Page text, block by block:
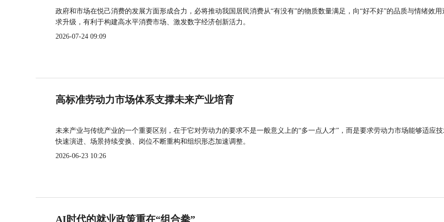
政府和市场在悦己消费的发展方面形成合力，必将推动我国居民消费从“有没有”的物质数量满足，向“好不好”的品质与情绪效用
求升级，有利于构建高水平消费市场、激发数字经济创新活力。
2026-07-24 09:09
高标准劳动力市场体系支撑未来产业培育
未来产业与传统产业的一个重要区别，在于它对劳动力的要求不是一般意义上的“多一点人才”，而是要求劳动力市场能够适应
快速演进、场景持续变换、岗位不断重构和组织形态加速调整。
2026-06-23 10:26
AI时代的就业政策重在“组合拳”